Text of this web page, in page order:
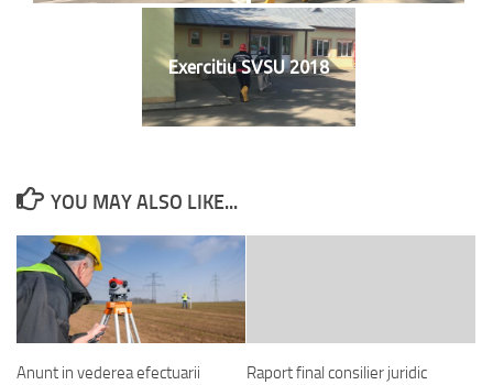
Exercitiu SVSU 2018
YOU MAY ALSO LIKE...
Anunt in vederea efectuarii
Raport final consilier juridic